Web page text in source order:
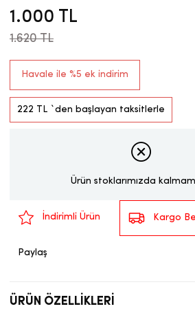
1.620 TL
1.000 TL
Havale ile %5 ek indirim
222 TL `den başlayan taksitlerle
Ürün stoklarımızda
İndirimli Ürün Kargo
Paylaş
ÜRÜN ÖZELLIKLERI